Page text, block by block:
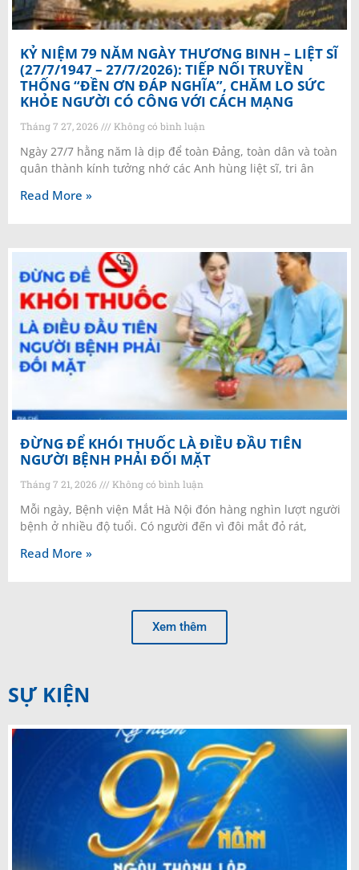
KỶ NIỆM 79 NĂM NGÀY THƯƠNG BINH – LIỆT SĨ
(27/7/1947 – 27/7/2026): TIẾP NỐI TRUYỀN
THỐNG “ĐỀN ƠN ĐÁP NGHĨA”, CHĂM LO SỨC
KHỎE NGƯỜI CÓ CÔNG VỚI CÁCH MẠNG
Tháng 7 27, 2026 Không có bình luận
Ngày 27/7 hằng năm là dịp để toàn Đảng, toàn dân và toàn
quân thành kính tưởng nhớ các Anh hùng liệt sĩ, tri ân
Read More »
ĐỪNG ĐỂ KHÓI THUỐC LÀ ĐIỀU ĐẦU TIÊN
NGƯỜI BỆNH PHẢI ĐỐI MẶT
Tháng 7 21, 2026 Không có bình luận
Mỗi ngày, Bệnh viện Mắt Hà Nội đón hàng nghìn lượt người
bệnh ở nhiều độ tuổi. Có người đến vì đôi mắt đỏ rát,
Read More »
Xem thêm
SỰ KIỆN